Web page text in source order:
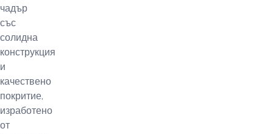
чадър
със
солидна
конструкция
и
качествено
покритие,
изработено
от